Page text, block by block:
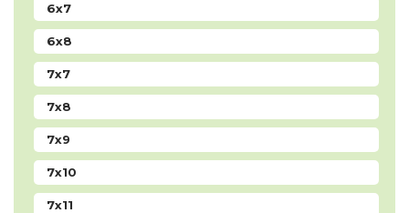
6x7
6x8
7x7
7x8
7x9
7x10
7x11